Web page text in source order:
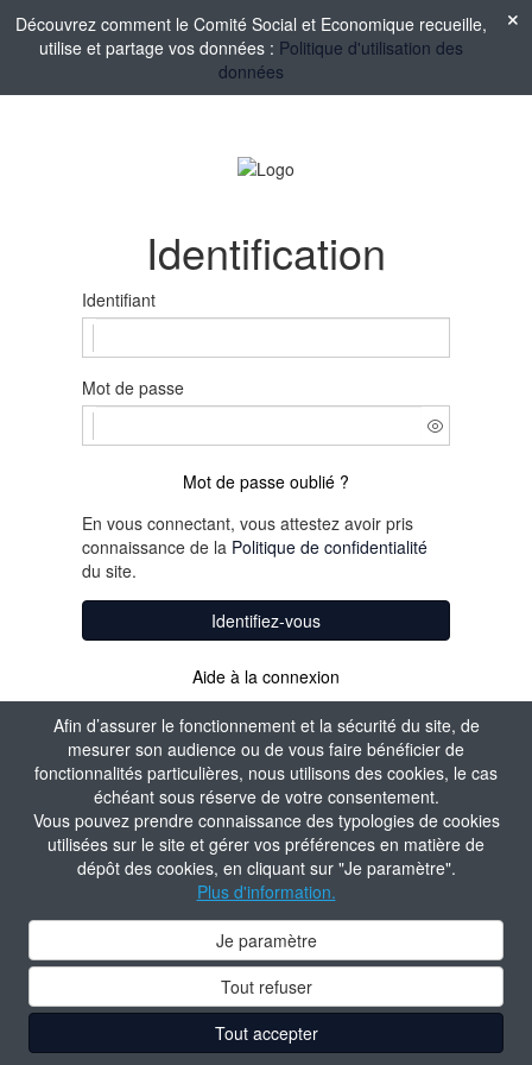
Afin d’assurer le fonctionnement et la sécurité du site, de
mesurer son audience ou de vous faire bénéficier de
fonctionnalités particulières, nous utilisons des cookies, le cas
échéant sous réserve de votre consentement.
Vous pouvez prendre connaissance des typologies de cookies
utilisées sur le site et gérer vos préférences en matière de
dépôt des cookies, en cliquant sur "Je paramètre".
Plus d'information.
Je paramètre
Tout refuser
Tout accepter
Découvrez comment le Comité Social et Economique recueille,
utilise et partage vos données : Politique d'utilisation des
données
Identification
Identifiant
Mot de passe
Mot de passe oublié ?
En vous connectant, vous attestez avoir pris
connaissance de la Politique de confidentialité
du site.
Identifiez-vous
Aide à la connexion